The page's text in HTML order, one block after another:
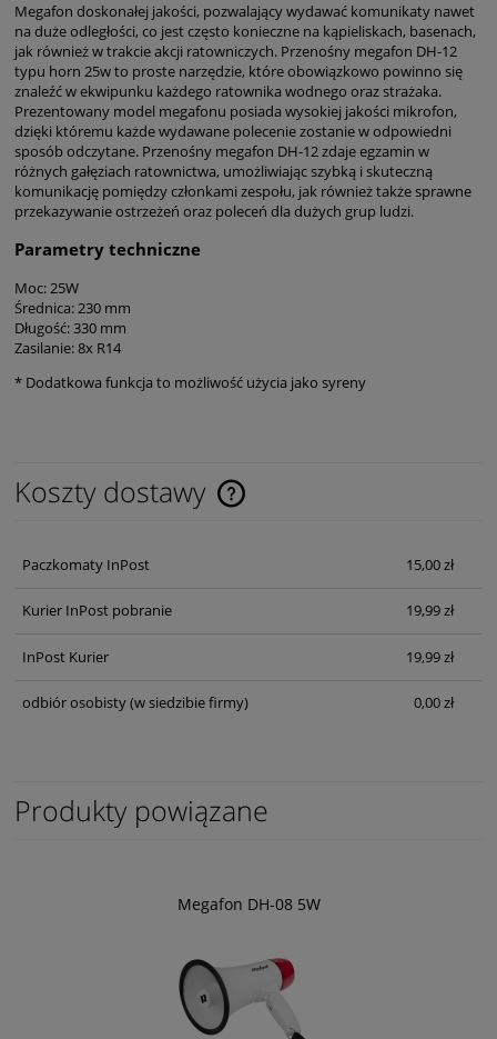
Megafon doskonałej jakości, pozwalający wydawać komunikaty nawet
na duże odległości, co jest często konieczne na kąpieliskach, basenach,
jak również w trakcie akcji ratowniczych. Przenośny megafon DH-12
typu horn 25w to proste narzędzie, które obowiązkowo powinno się
znaleźć w ekwipunku każdego ratownika wodnego oraz strażaka.
Prezentowany model megafonu posiada wysokiej jakości mikrofon,
dzięki któremu każde wydawane polecenie zostanie w odpowiedni
sposób odczytane. Przenośny megafon DH-12 zdaje egzamin w
różnych gałęziach ratownictwa, umożliwiając szybką i skuteczną
komunikację pomiędzy członkami zespołu, jak również także sprawne
przekazywanie ostrzeżeń oraz poleceń dla dużych grup ludzi.
Parametry techniczne
Moc: 25W
Średnica: 230 mm
Długość: 330 mm
Zasilanie: 8x R14
* Dodatkowa funkcja to możliwość użycia jako syreny
Koszty dostawy
Cena nie zawiera ewentualnych kosztów płatności
Paczkomaty InPost 15,00 zł
Kurier InPost pobranie 19,99 zł
InPost Kurier 19,99 zł
odbiór osobisty(w siedzibie firmy) 0,00 zł
Produkty powiązane
Megafon DH-08 5W